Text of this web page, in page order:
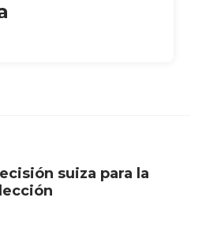
suiza para la